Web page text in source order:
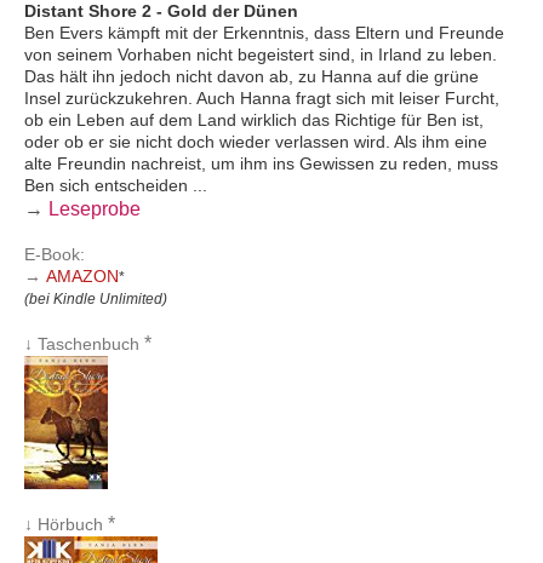
Distant Shore 2 - Gold der Dünen
Ben Evers kämpft mit der Erkenntnis, dass Eltern und Freunde
von seinem Vorhaben nicht begeistert sind, in Irland zu leben.
Das hält ihn jedoch nicht davon ab, zu Hanna auf die grüne
Insel zurückzukehren. Auch Hanna fragt sich mit leiser Furcht,
ob ein Leben auf dem Land wirklich das Richtige für Ben ist,
oder ob er sie nicht doch wieder verlassen wird. Als ihm eine
alte Freundin nachreist, um ihm ins Gewissen zu reden, muss
Ben sich entscheiden ...
→ Leseprobe
E-Book:
→ AMAZON*
(bei Kindle Unlimited)
↓ Taschenbuch *
↓ Hörbuch *